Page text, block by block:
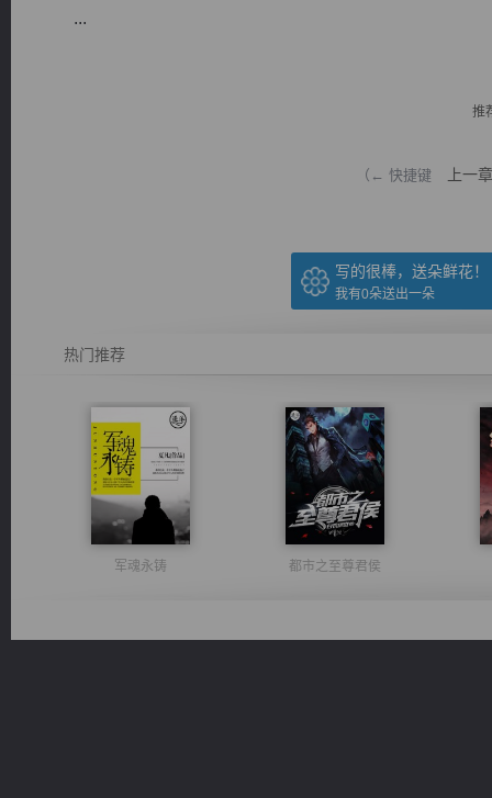
...
推
（← 快捷键 上一章
写的很棒，送朵鲜花！
我有0朵送出一朵
热门推荐
军魂永铸 都市之至尊君侯